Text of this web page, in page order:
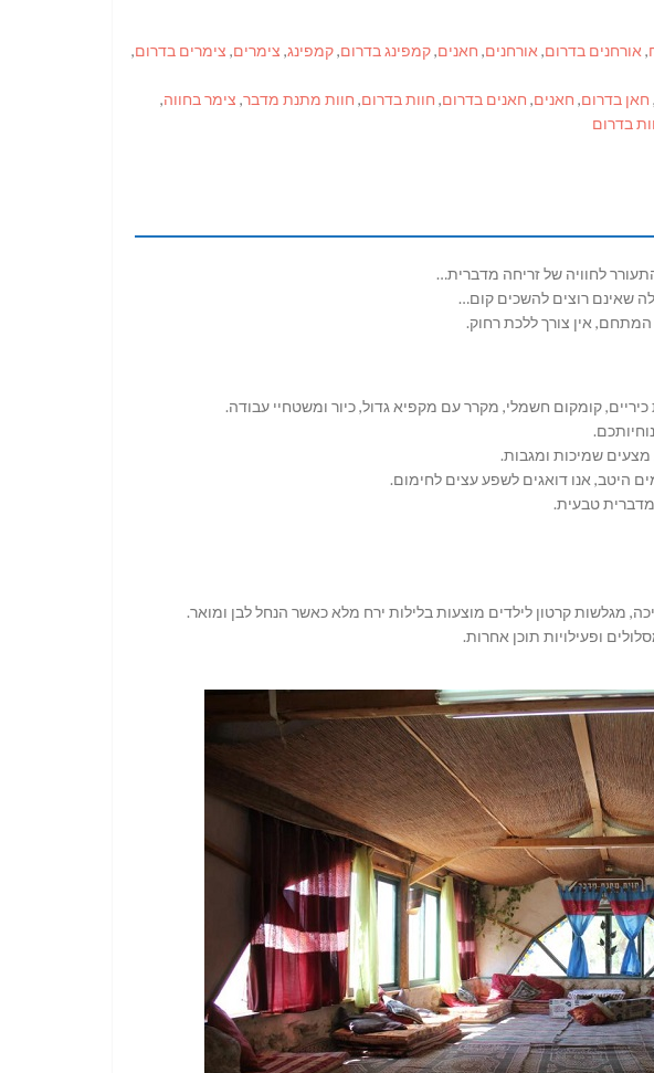
, אורחנים בדרום, אורחנים, חאנים,קמפינג בדרום,קמפינג, צימרים, צימרים בדרום,
, חאן בדרום, חאנים, חאנים בדרום, חוות בדרום, חוות מתנת מדבר, צימר בחווה,
בדרום
לחוויה של זריחה מדברית…
שאינם רוצים להשכים קום…
אין צורך ללכת רחוק.
קומקום חשמלי, מקרר עם מקפיא גדול, כיור ומשטחיי עבודה.
שמיכות ומגבות.
היטב, אנו דואגים לשפע עצים לחימום.
מדברית טבעית.
ופעילויות תוכן אחרות.